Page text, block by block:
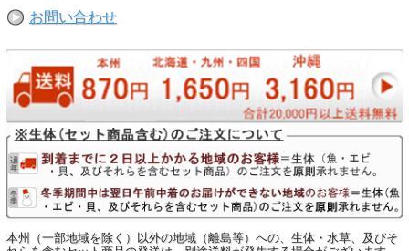
と比べて大幅にお買い得にしています。
今後、メスが入手できるタイミングに備えて、オスだけス
トックしておくのも良いのではないでしょうか？
もちろん、オス単体で飼育してもとても魅力的なアピスト
であることには変わりありませんね。
この様な貴重な種が自宅の水槽に泳いでいることを想像す
るだけで、マニアの方は堪らないのではないでしょうか？
※血統区分について
ワイルド個体(WILD) ‐ 天然の川や湖採集された個体で
お問い合わせ
本州（一部地域を除く）以外の地域（離島等）への、生体・水草、及びそ